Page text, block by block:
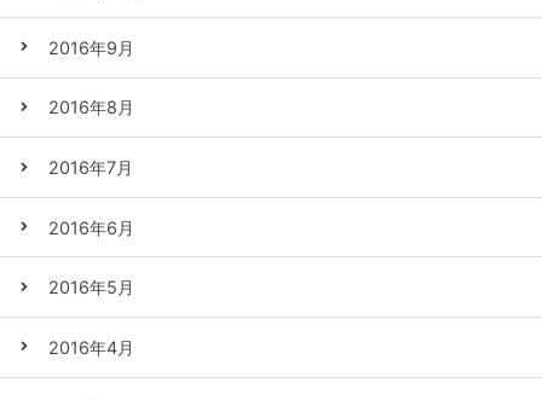
2016年9月
2016年8月
2016年7月
2016年6月
2016年5月
2016年4月